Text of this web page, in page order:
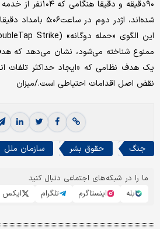
۹۰دقیقه و دقیقا
شده‌اند، اژدر دوم
ممنوع شناخته می‌شود، نشان می‌دهد که
یک هدف نظامی که «ایجاد حداکثر تلفات
نقض اصل اقدامات احتیاطی است./میزان
جنگ حقوق بشر سازمان ملل
ما را در شبکه‌های اجتماعی دنبال کنید
بله
اینستاگرم تلگرام ایکس